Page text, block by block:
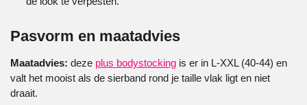
Pasvorm en maatadvies
Maatadvies: deze plus bodystocking is er in L-XXL (40-44) en
valt het mooist als de sierband rond je taille vlak ligt en niet
draait.